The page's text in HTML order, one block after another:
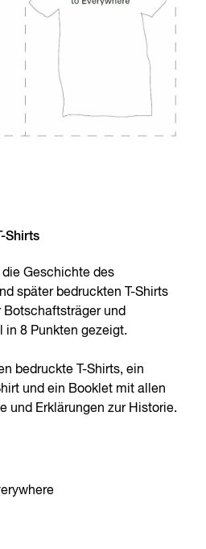
Shirts
die Geschichte des
später bedruckten T-Shirts
und
in 8 Punkten gezeigt.
bedruckte T-Shirts, ein
und ein Booklet mit allen
und Erklärungen zur Historie.